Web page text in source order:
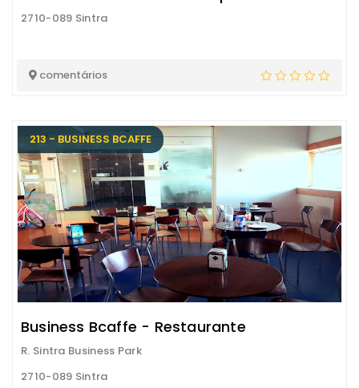
2710-089 Sintra
comentários
213 - BUSINESS BCAFFE
Business Bcaffe - Restaurante
R. Sintra Business Park
2710-089 Sintra